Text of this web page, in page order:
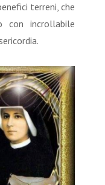
terreni, che
con incrollabile